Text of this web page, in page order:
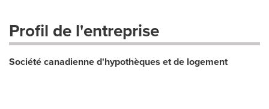
Profil de l'entreprise
Société canadienne d'hypothèques et de logement